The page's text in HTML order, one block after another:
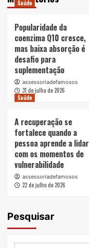
Saúde
Popularidade da
coenzima Q10 cresce,
mas baixa absorção é
desafio para
suplementação
assessoriadefamosos
31 de julho de 2026
Saúde
A recuperação se
fortalece quando a
pessoa aprende a lidar
com os momentos de
vulnerabilidade
assessoriadefamosos
22 de julho de 2026
Pesquisar